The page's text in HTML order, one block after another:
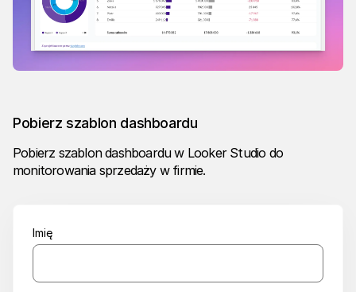
Pobierz szablon dashboardu
Pobierz szablon dashboardu w Looker Studio do
monitorowania sprzedaży w firmie.
Imię